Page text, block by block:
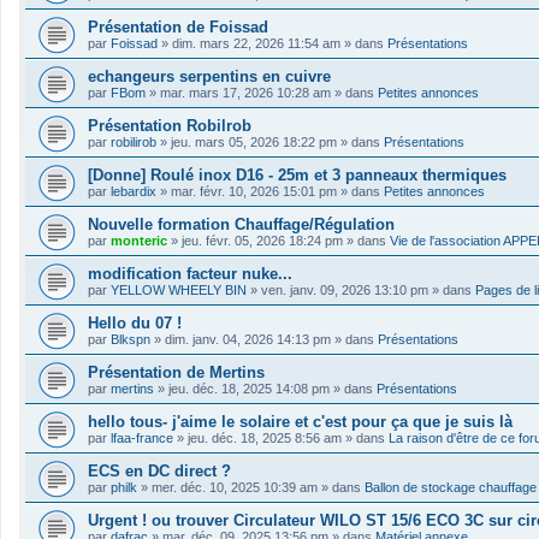
Présentation de Foissad
par Foissad » dim. mars 22, 2026 11:54 am » dans Présentations
echangeurs serpentins en cuivre
par FBom » mar. mars 17, 2026 10:28 am » dans Petites annonces
Présentation Robilrob
par robilirob » jeu. mars 05, 2026 18:22 pm » dans Présentations
[Donne] Roulé inox D16 - 25m et 3 panneaux thermiques
par lebardix » mar. févr. 10, 2026 15:01 pm » dans Petites annonces
Nouvelle formation Chauffage/Régulation
par monteric » jeu. févr. 05, 2026 18:24 pm » dans Vie de l'association
modification facteur nuke...
par YELLOW WHEELY BIN » ven. janv. 09, 2026 13:10 pm » dans Pages de
Hello du 07 !
par Blkspn » dim. janv. 04, 2026 14:13 pm » dans Présentations
Présentation de Mertins
par mertins » jeu. déc. 18, 2025 14:08 pm » dans Présentations
hello tous- j'aime le solaire et c'est pour ça que je suis là
par lfaa-france » jeu. déc. 18, 2025 8:56 am » dans La raison d'être de ce
ECS en DC direct ?
par philk » mer. déc. 10, 2025 10:39 am » dans Ballon de stockage
Urgent ! ou trouver Circulateur WILO ST 15/6 ECO 3C sur
par dafrac » mar. déc. 09, 2025 13:56 pm » dans Matériel annexe